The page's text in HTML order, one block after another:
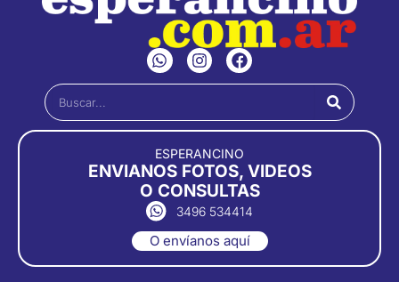
W
h
a
s
a
p
p
I
n
s
a
g
r
a
m
F
a
c
b
o
o
k
Buscar
ESPERANCINO
ENVIANOS FOTOS, VIDEOS
O CONSULTAS
3496 534414
O envíanos aquí